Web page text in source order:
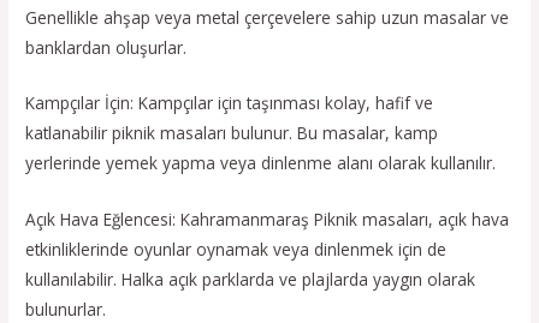
Genellikle ahşap veya metal çerçevelere sahip uzun masalar ve
banklardan oluşurlar.
Kampçılar İçin: Kampçılar için taşınması kolay, hafif ve
katlanabilir piknik masaları bulunur. Bu masalar, kamp
yerlerinde yemek yapma veya dinlenme alanı olarak kullanılır.
Açık Hava Eğlencesi: Kahramanmaraş Piknik masaları, açık hava
etkinliklerinde oyunlar oynamak veya dinlenmek için de
kullanılabilir. Halka açık parklarda ve plajlarda yaygın olarak
bulunurlar.